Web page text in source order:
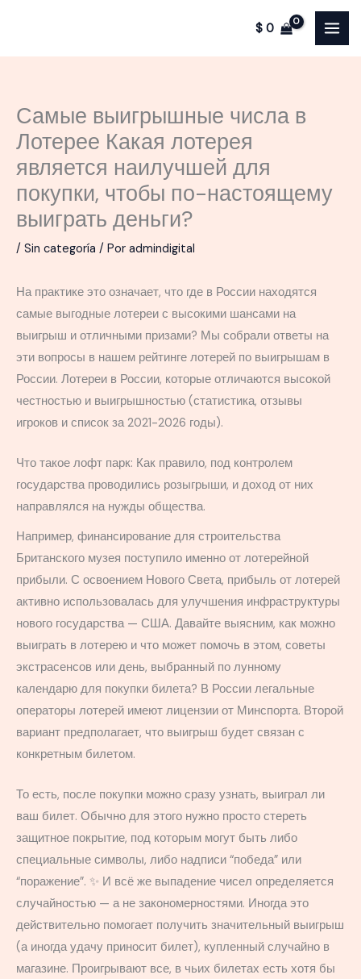
contenido
$0
Самые выигрышные числа в
Лотерее Какая лотерея
является наилучшей для
покупки, чтобы по-настоящему
выиграть деньги?
/ Sin categoría / Por admindigital
На практике это означает, что где в России находятся
самые выгодные лотереи с высокими шансами на
выигрыш и отличными призами? Мы собрали ответы на
эти вопросы в нашем рейтинге лотерей по выигрышам в
России. Лотереи в России, которые отличаются высокой
честностью и выигрышностью (статистика, отзывы
игроков и список за 2021-2026 годы).
Что такое лофт парк: Как правило, под контролем
государства проводились розыгрыши, и доход от них
направлялся на нужды общества.
Например, финансирование для строительства
Британского музея поступило именно от лотерейной
прибыли. С освоением Нового Света, прибыль от лотерей
активно использовалась для улучшения инфраструктуры
нового государства — США. Давайте выясним, как можно
выиграть в лотерею и что может помочь в этом, советы
экстрасенсов или день, выбранный по лунному
календарю для покупки билета? В России легальные
операторы лотерей имеют лицензии от Минспорта. Второй
вариант предполагает, что выигрыш будет связан с
конкретным билетом.
То есть, после покупки можно сразу узнать, выиграл ли
ваш билет. Обычно для этого нужно просто стереть
защитное покрытие, под которым могут быть либо
специальные символы, либо надписи “победа” или
“поражение”. ✨ И всё же выпадение чисел определяется
случайностью — а не закономерностями. Иногда это
действительно помогает получить значительный выигрыш
(а иногда удачу приносит билет), купленный случайно в
магазине. Проигрывают все, в чьих билетах есть хотя бы